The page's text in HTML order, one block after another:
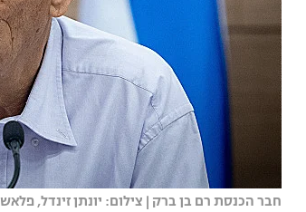
חבר הכנסת רם בן ברק | צילום: יונתן זינדל, פלאש 90